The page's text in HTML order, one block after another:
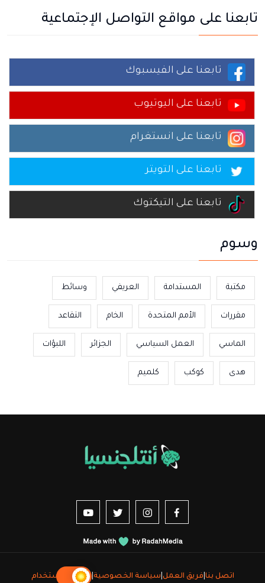
تابعنا على مواقع التواصل الإجتماعية
تابعنا على الفيسبوك
تابعنا على اليوتيوب
تابعنا على انستغرام
تابعنا على التويتر
تابعنا على التيكتوك
وسوم
مكتبة المستدامة العريفي وسائط
مقررات الأمم المتحدة الخام التقاعد
الماسي العمل السياسي الجزائر اللبؤات
هدى كوكب كلميم
Suivez-nous sur Facebook
nous sur Instagram
nous sur Twitter
اتصل بنا فريق العمل سياسة الخصوصية |شروط الاستخدام